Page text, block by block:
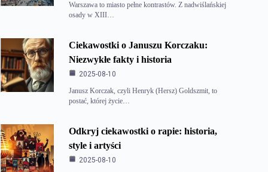
Warszawa to miasto pełne kontrastów. Z nadwiślańskiej
osady w XIII…
Ciekawostki o Januszu Korczaku:
Niezwykłe fakty i historia
2025-08-10
Janusz Korczak, czyli Henryk (Hersz) Goldszmit, to
postać, której życie…
Odkryj ciekawostki o rapie: historia,
style i artyści
2025-08-10